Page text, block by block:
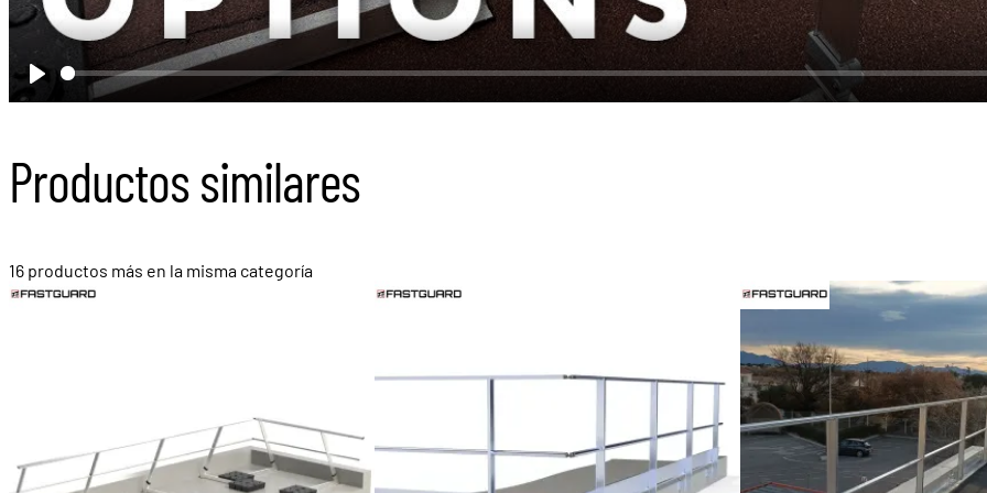
Play
Productos similares
16 productos más en la misma categoría